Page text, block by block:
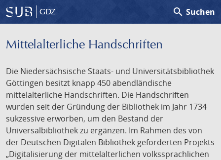
GDZ search Suchen
Mittelalterliche Handschriften
Die Niedersächsische Staats- und Universitätsbibliothek
Göttingen besitzt knapp 450 abendländische
mittelalterliche Handschriften. Die Handschriften
wurden seit der Gründung der Bibliothek im Jahr 1734
sukzessive erworben, um den Bestand der
Universalbibliothek zu ergänzen. Im Rahmen des von
der Deutschen Digitalen Bibliothek geförderten Projekts
„Digitalisierung der mittelalterlichen volkssprachlichen